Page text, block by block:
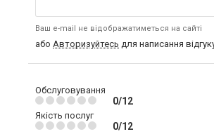
Ваш e-mail не відображатиметься на сайті
або Авторизуйтесь для написання
Обслуговування
0/12
Якість послуг
0/12